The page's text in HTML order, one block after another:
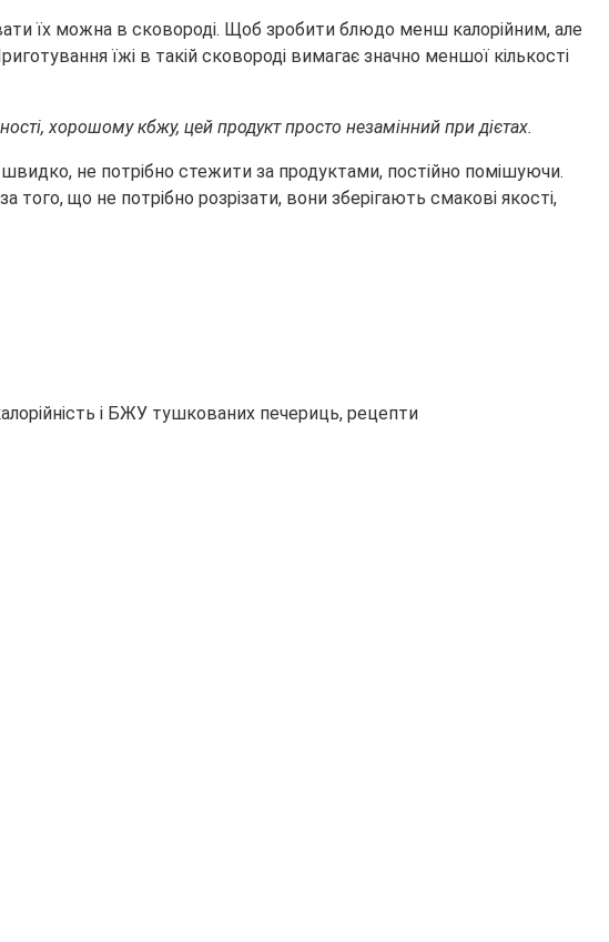
їх можна в сковороді. Щоб зробити блюдо менш калорійним, але
їжі в такій сковороді вимагає значно меншої кількості
хорошому кбжу, цей продукт просто незамінний при дієтах.
не потрібно стежити за продуктами, постійно помішуючи.
того, що не потрібно розрізати, вони зберігають смакові якості,